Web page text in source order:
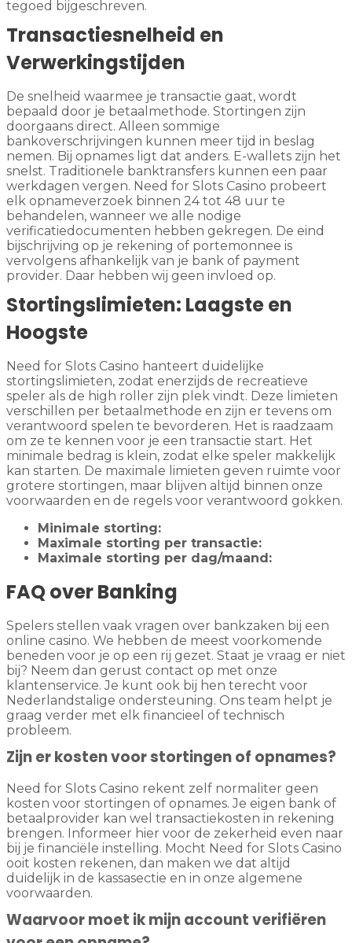
tegoed bijgeschreven.
Transactiesnelheid en
Verwerkingstijden
De snelheid waarmee je transactie gaat, wordt
bepaald door je betaalmethode. Stortingen zijn
doorgaans direct. Alleen sommige
bankoverschrijvingen kunnen meer tijd in beslag
nemen. Bij opnames ligt dat anders. E-wallets zijn het
snelst. Traditionele banktransfers kunnen een paar
werkdagen vergen. Need for Slots Casino probeert
elk opnameverzoek binnen 24 tot 48 uur te
behandelen, wanneer we alle nodige
verificatiedocumenten hebben gekregen. De eind
bijschrijving op je rekening of portemonnee is
vervolgens afhankelijk van je bank of payment
provider. Daar hebben wij geen invloed op.
Stortingslimieten: Laagste en
Hoogste
Need for Slots Casino hanteert duidelijke
stortingslimieten, zodat enerzijds de recreatieve
speler als de high roller zijn plek vindt. Deze limieten
verschillen per betaalmethode en zijn er tevens om
verantwoord spelen te bevorderen. Het is raadzaam
om ze te kennen voor je een transactie start. Het
minimale bedrag is klein, zodat elke speler makkelijk
kan starten. De maximale limieten geven ruimte voor
grotere stortingen, maar blijven altijd binnen onze
voorwaarden en de regels voor verantwoord gokken.
Minimale storting:
Maximale storting per transactie:
Maximale storting per dag/maand:
FAQ over Banking
Spelers stellen vaak vragen over bankzaken bij een
online casino. We hebben de meest voorkomende
beneden voor je op een rij gezet. Staat je vraag er niet
bij? Neem dan gerust contact op met onze
klantenservice. Je kunt ook bij hen terecht voor
Nederlandstalige ondersteuning. Ons team helpt je
graag verder met elk financieel of technisch
probleem.
Zijn er kosten voor stortingen of opnames?
Need for Slots Casino rekent zelf normaliter geen
kosten voor stortingen of opnames. Je eigen bank of
betaalprovider kan wel transactiekosten in rekening
brengen. Informeer hier voor de zekerheid even naar
bij je financiële instelling. Mocht Need for Slots Casino
ooit kosten rekenen, dan maken we dat altijd
duidelijk in de kassasectie en in onze algemene
voorwaarden.
Waarvoor moet ik mijn account verifiëren